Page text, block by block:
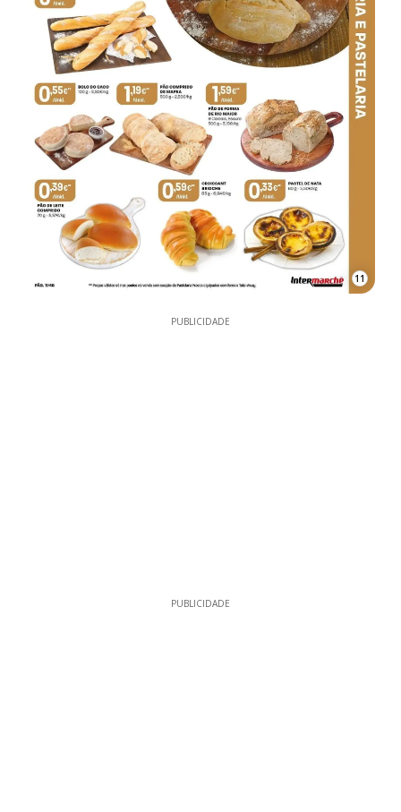
11
PUBLICIDADE
PUBLICIDADE